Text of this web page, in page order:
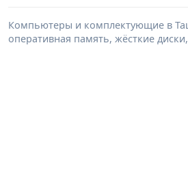
Компьютеры и комплектующие в
оперативная память, жёсткие